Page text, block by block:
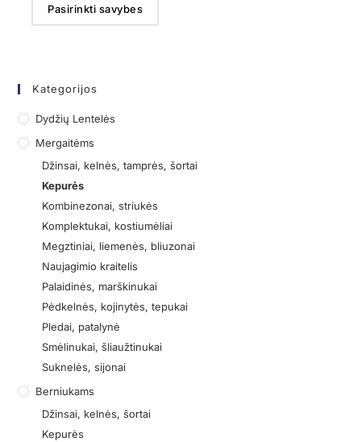
Pasirinkti savybes
Kategorijos
Dydžių Lentelės
Mergaitėms
Džinsai, kelnės, tamprės, šortai
Kepurės
Kombinezonai, striukės
Komplektukai, kostiumėliai
Megztiniai, liemenės, bliuzonai
Naujagimio kraitelis
Palaidinės, marškinukai
Pėdkelnės, kojinytės, tepukai
Pledai, patalynė
Smėlinukai, šliaužtinukai
Suknelės, sijonai
Berniukams
Džinsai, kelnės, šortai
Kepurės